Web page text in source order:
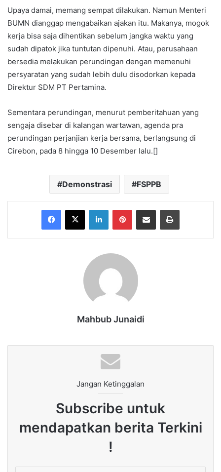
Upaya damai, memang sempat dilakukan. Namun Menteri
BUMN dianggap mengabaikan ajakan itu. Makanya, mogok
kerja bisa saja dihentikan sebelum jangka waktu yang
sudah dipatok jika tuntutan dipenuhi. Atau, perusahaan
bersedia melakukan perundingan dengan memenuhi
persyaratan yang sudah lebih dulu disodorkan kepada
Direktur SDM PT Pertamina.
Sementara perundingan, menurut pemberitahuan yang
sengaja disebar di kalangan wartawan, agenda pra
perundingan perjanjian kerja bersama, berlangsung di
Cirebon, pada 8 hingga 10 Desember lalu.[]
Demonstrasi FSPPB
Facebook
X LinkedInPinterestShare via Email Print
Mahbub Junaidi
Jangan Ketinggalan
Subscribe untuk
mendapatkan berita Terkini
!